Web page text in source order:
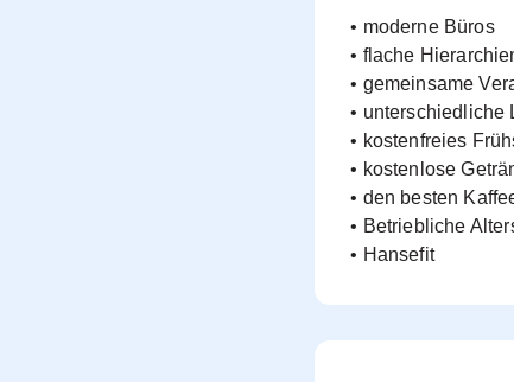
• moderne Büros
• flache
• gemeinsame
• unterschiedliche
• kostenfreies
• kostenlose
• den besten
• Betriebliche
• Hansefit